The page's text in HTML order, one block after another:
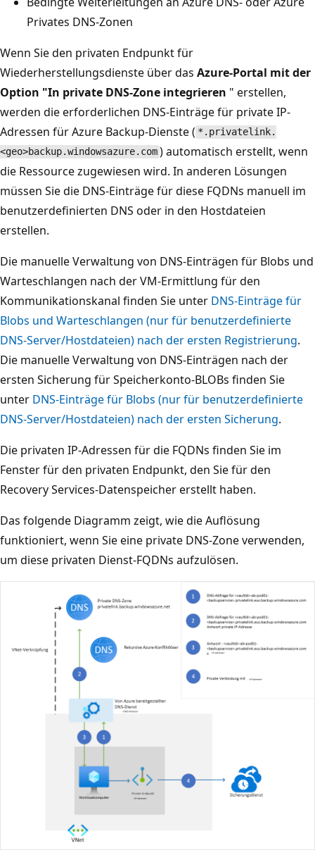
Privates DNS-Zonen
Wenn Sie den privaten Endpunkt für
Wiederherstellungsdienste über das Azure-Portal mit der
Option "In private DNS-Zone integrieren " erstellen,
werden die erforderlichen DNS-Einträge für private IP-
Adressen für Azure Backup-Dienste ( *.privatelink.
<geo>backup.windowsazure.com) automatisch erstellt, wenn
die Ressource zugewiesen wird. In anderen Lösungen
müssen Sie die DNS-Einträge für diese FQDNs manuell im
benutzerdefinierten DNS oder in den Hostdateien
erstellen.
Die manuelle Verwaltung von DNS-Einträgen für Blobs und
Warteschlangen nach der VM-Ermittlung für den
Kommunikationskanal finden Sie unter DNS-Einträge für
Blobs und Warteschlangen (nur für benutzerdefinierte
DNS-Server/Hostdateien) nach der ersten Registrierung.
Die manuelle Verwaltung von DNS-Einträgen nach der
ersten Sicherung für Speicherkonto-BLOBs finden Sie
unter DNS-Einträge für Blobs (nur für benutzerdefinierte
DNS-Server/Hostdateien) nach der ersten Sicherung.
Die privaten IP-Adressen für die FQDNs finden Sie im
Fenster für den privaten Endpunkt, den Sie für den
Recovery Services-Datenspeicher erstellt haben.
Das folgende Diagramm zeigt, wie die Auflösung
funktioniert, wenn Sie eine private DNS-Zone verwenden,
um diese privaten Dienst-FQDNs aufzulösen.